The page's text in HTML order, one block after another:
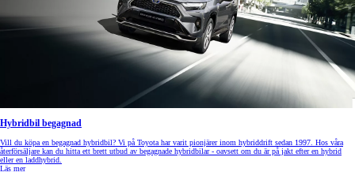
Hybridbil begagnad
Vill du köpa en begagnad hybridbil? Vi på Toyota har varit pionjärer inom hybriddrift sedan 1997. Hos våra
återförsäljare kan du hitta ett brett utbud av begagnade hybridbilar - oavsett om du är på jakt efter en hybrid
eller en laddhybrid.
Läs mer